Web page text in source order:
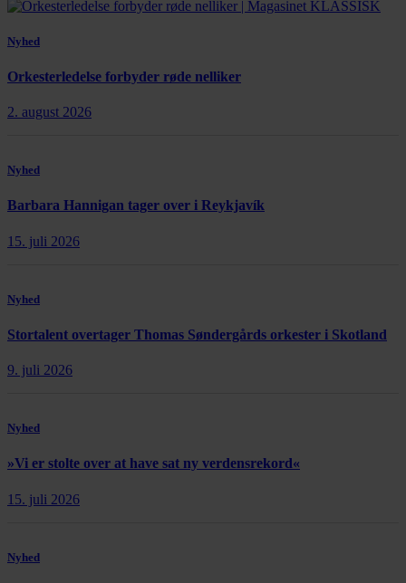
Nyhed
Orkesterledelse forbyder røde nelliker
2. august 2026
Nyhed
Barbara Hannigan tager over i Reykjavík
15. juli 2026
Nyhed
Stortalent overtager Thomas Søndergårds orkester i Skotland
9. juli 2026
Nyhed
»Vi er stolte over at have sat ny verdensrekord«
15. juli 2026
Nyhed